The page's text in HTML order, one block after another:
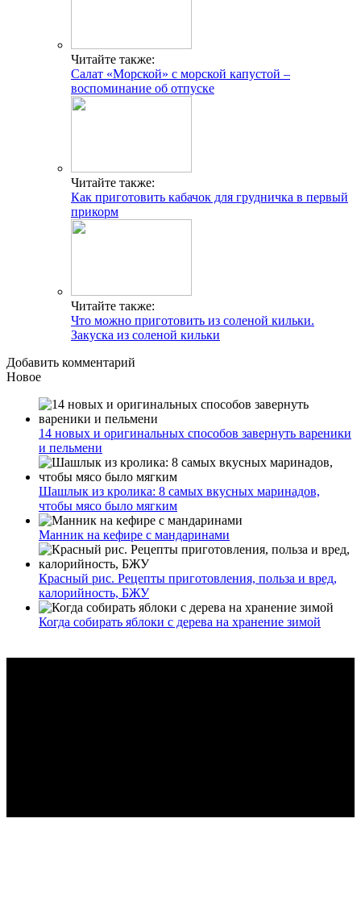
Читайте также:
Салат «Морской» с морской капустой –
воспоминание об отпуске
Читайте также:
Как приготовить кабачок для грудничка в первый
прикорм
Читайте также:
Что можно приготовить из соленой кильки.
Закуска из соленой кильки
Добавить комментарий
Новое
14 новых и оригинальных способов завернуть вареники
и пельмени
Шашлык из кролика: 8 самых вкусных маринадов,
чтобы мясо было мягким
Манник на кефире с мандаринами
Красный рис. Рецепты приготовления, польза и вред,
калорийность, БЖУ
Когда собирать яблоки с дерева на хранение зимой